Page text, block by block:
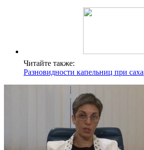
Читайте также:
Разновидности капельниц при